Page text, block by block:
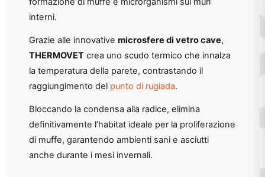
interni.
Grazie alle innovativemicrosfere di vetro cave,
THERMOVET crea uno scudo termico che innalza
la temperatura della parete, contrastando il
raggiungimento del punto di rugiada.
Bloccando la condensa alla radice, elimina
definitivamente l’habitat ideale per la proliferazione
di muffe, garantendo ambienti sani e asciutti
anche durante i mesi invernali.